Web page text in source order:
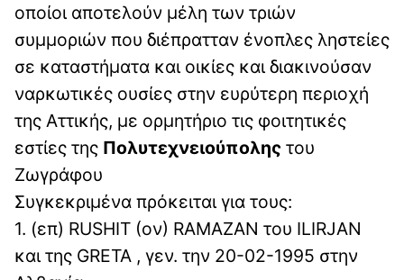
οποίοι αποτελούν μέλη των τριών
συμμοριών που διέπρατταν ένοπλες ληστείες
σε καταστήματα και οικίες και διακινούσαν
ναρκωτικές ουσίες στην ευρύτερη περιοχή
της Αττικής, με ορμητήριο τις φοιτητικές
εστίες της Πολυτεχνειούπολης του
Ζωγράφου
Συγκεκριμένα πρόκειται για τους:
1. (επ) RUSHIT (ον) RAMAZAN του ILIRJAN
και της GRETA , γεν. την 20-02-1995 στην